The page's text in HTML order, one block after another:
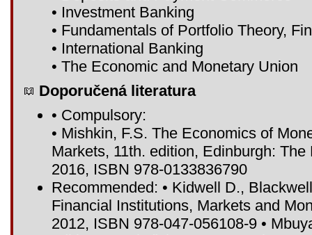
• Investment Banking
• Fundamentals of Portfolio Theory,
• International Banking
• The Economic and Monetary Union
Doporučená literatura
• Compulsory:
• Mishkin, F.S. The Economics of
Markets, 11th. edition, Edinburgh:
2016, ISBN 978-0133836790
Recommended: • Kidwell D.,
Financial Institutions, Markets and
2012, ISBN 978-047-056108-9 •